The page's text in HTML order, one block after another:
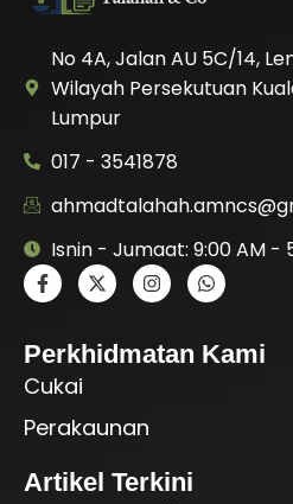
No 4A, Jalan AU 5C/14,
Wilayah Persekutuan
Lumpur
017 - 3541878
Isnin - Jumaat: 9:00 AM -
Perkhidmatan Kami
Cukai
Perakaunan
Artikel Terkini